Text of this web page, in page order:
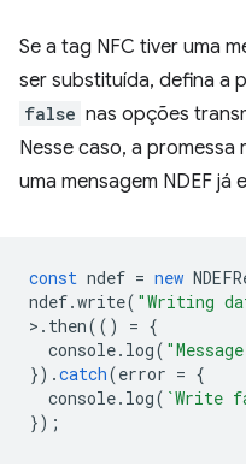
Se a tag NFC tiver uma
ser substituída, defina a
false nas opções
Nesse caso, a
uma mensagem NDEF já
const ndef = new
ndef.write( "Writing
> . then(() = {
console. log(
}).catch(error = {
console. log( `Write
});